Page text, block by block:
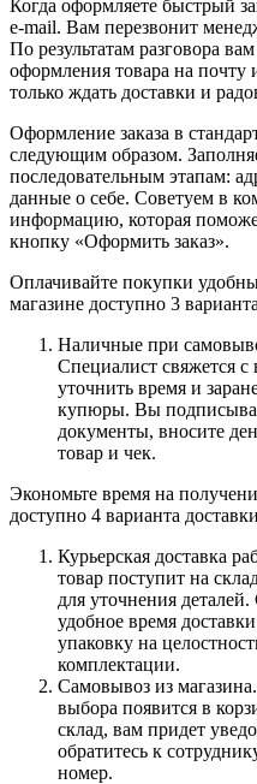
Когда оформляете быстрый
e-mail. Вам перезвонит
По результатам разговора
оформления товара на почту
только ждать доставки и
Оформление заказа в
следующим образом.
последовательным этапам:
данные о себе. Советуем в
информацию, которая
кнопку «Оформить заказ».
Оплачивайте покупки
магазине доступно 3
Наличные при
Специалист свяжется
уточнить время и
купюры. Вы
документы, вносите
товар и чек.
Экономьте время на
доступно 4 варианта
Курьерская доставка
товар поступит на
для уточнения
удобное время
упаковку на
комплектации.
Самовывоз из
выбора появится в
склад, вам придет
обратитесь к
номер.